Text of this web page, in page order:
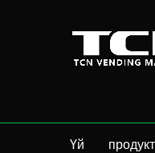
Үй продукт